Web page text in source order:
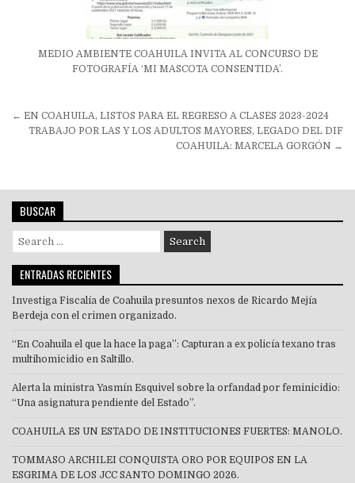
MEDIO AMBIENTE COAHUILA INVITA AL CONCURSO DE
FOTOGRAFÍA ‘MI MASCOTA CONSENTIDA’.
Navegación
de
← EN COAHUILA, LISTOS PARA EL REGRESO A CLASES 2023-2024
TRABAJO POR LAS Y LOS ADULTOS MAYORES, LEGADO DEL DIF
COAHUILA: MARCELA GORGÓN →
BUSCAR
Search
for:
ENTRADAS RECIENTES
Investiga Fiscalía de Coahuila presuntos nexos de Ricardo Mejía
Berdeja con el crimen organizado.
“En Coahuila el que la hace la paga”: Capturan a ex policía texano tras
multihomicidio en Saltillo.
Alerta la ministra Yasmín Esquivel sobre la orfandad por feminicidio:
“Una asignatura pendiente del Estado”.
COAHUILA ES UN ESTADO DE INSTITUCIONES FUERTES: MANOLO.
TOMMASO ARCHILEI CONQUISTA ORO POR EQUIPOS EN LA
ESGRIMA DE LOS JCC SANTO DOMINGO 2026.